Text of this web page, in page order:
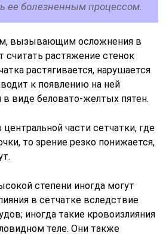
ее болезненным процессом.
вызывающим осложнения в
считать растяжение стенок
растягивается, нарушается
к появлению на ней
виде беловато-желтых пятен.
центральной части сетчатки, где
то зрение резко понижается,
степени иногда могут
в сетчатке вследствие
иногда такие кровоизлияния
теле. Они также